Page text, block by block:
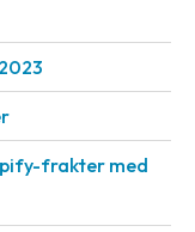
frakter med